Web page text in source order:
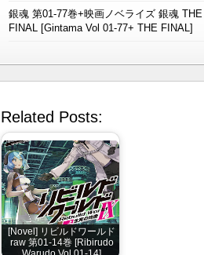
銀魂 第01-77巻+映画ノベライズ 銀魂 THE
FINAL [Gintama Vol 01-77+ THE FINAL]
Related Posts:
[Novel] リビルドワールド
raw 第01-14巻 [Ribirudo